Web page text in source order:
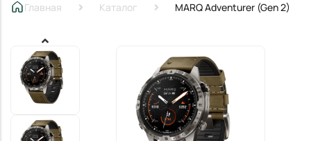
Главная Каталог MARQ Adventurer (Gen 2)